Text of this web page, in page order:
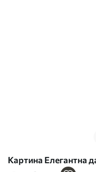
Картина Елегантна